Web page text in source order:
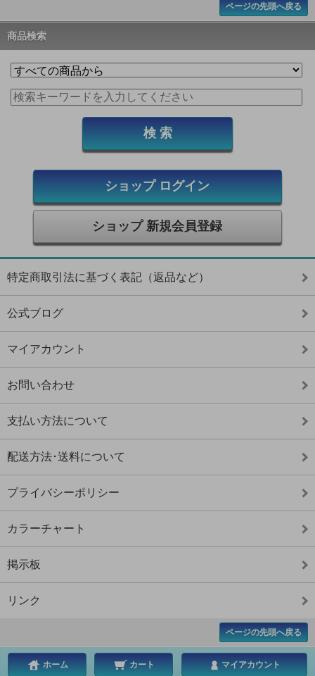
ページの先頭へ戻る
商品検索
ショップ ログイン
ショップ 新規会員登録
特定商取引法に基づく表記（返品など）
公式ブログ
マイアカウント
お問い合わせ
支払い方法について
配送方法･送料について
プライバシーポリシー
カラーチャート
掲示板
リンク
ページの先頭へ戻る
ホーム カート マイアカウント